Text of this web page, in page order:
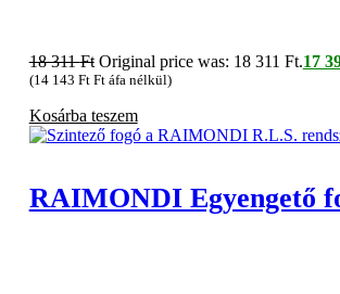
18 311Ft Original price was: 18 311 Ft.17
(14 143 FtFt áfa nélkül)
Kosárba teszem
RAIMONDI Egyengető